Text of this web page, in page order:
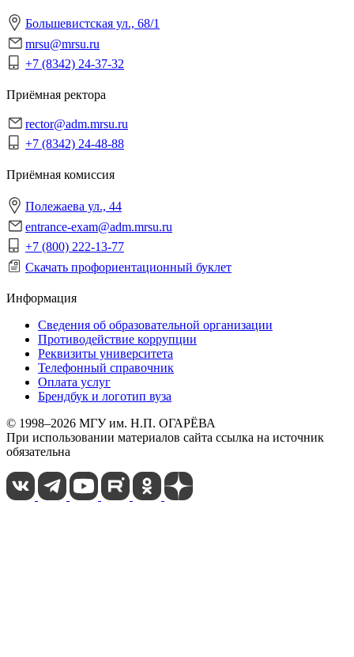
Большевистская ул., 68/1
mrsu@mrsu.ru
+7 (8342) 24-37-32
Приёмная ректора
rector@adm.mrsu.ru
+7 (8342) 24-48-88
Приёмная комиссия
Полежаева ул., 44
entrance-exam@adm.mrsu.ru
+7 (800) 222-13-77
Скачать профориентационный буклет
Информация
Сведения об образовательной организации
Противодействие коррупции
Реквизиты университета
Телефонный справочник
Оплата услуг
Брендбук и логотип вуза
© 1998–2026 МГУ им. Н.П. ОГАРЁВА
При использовании материалов сайта ссылка на источник
обязательна